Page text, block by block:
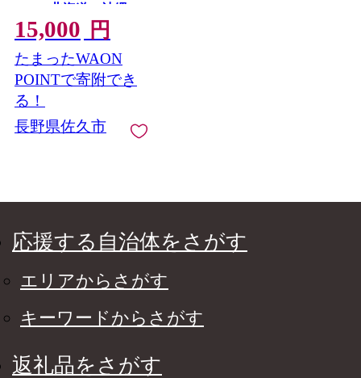
6L) ＜北海道・沖縄・
離島配送不可＞【 醤
油 しょうゆ 調味料 濃
い口醤油 こいくちし
ょうゆ 信州 長野県 佐
久市 】
15,000 円
たまったWAON
POINTで寄附でき
る！
長野県佐久市
応援する自治体をさがす
エリアからさがす
キーワードからさがす
返礼品をさがす